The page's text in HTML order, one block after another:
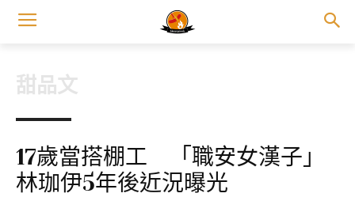
甜品文
17歲當搭棚工 「職安女漢子」
林珈伊5年後近況曝光